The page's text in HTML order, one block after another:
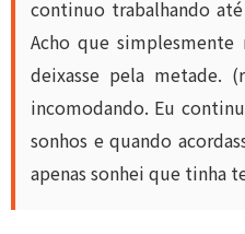
continuo trabalhando
Acho que
deixasse pela metade.
incomodando. Eu
sonhos e quando
apenas sonhei que tinha